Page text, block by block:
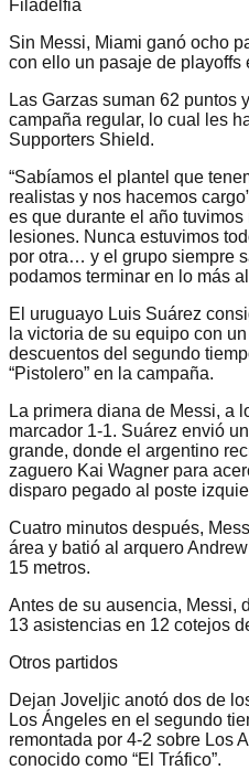
Filadelfia
Sin Messi, Miami ganó ocho
con ello un pasaje de playoffs
Las Garzas suman 62 puntos
campaña regular, lo cual les
Supporters Shield.
“Sabíamos el plantel que
realistas y nos hacemos
es que durante el año
lesiones. Nunca estuvimos
por otra… y el grupo siempre
podamos terminar en lo más
El uruguayo Luis Suárez
la victoria de su equipo con
descuentos del segundo
“Pistolero” en la campaña.
La primera diana de Messi, a
marcador 1-1. Suárez envió
grande, donde el argentino
zaguero Kai Wagner para
disparo pegado al poste
Cuatro minutos después,
área y batió al arquero
15 metros.
Antes de su ausencia, Messi,
13 asistencias en 12 cotejos
Otros partidos
Dejan Joveljic anotó dos de
Los Ángeles en el segundo
remontada por 4-2 sobre Los
conocido como “El Tráfico”.